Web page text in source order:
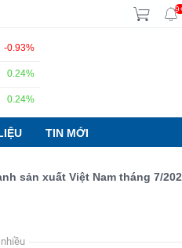
-0.93%
0.24%
0.24%
TIN MỚI
xuất Việt Nam tháng 7/2026: